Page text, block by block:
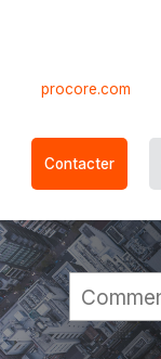
procore.com
Contacter